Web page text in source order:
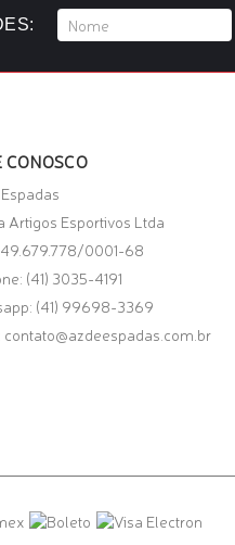
CONOSCO
Artigos Esportivos Ltda
49.679.778/0001-68
(41) 3035-4191
(41) 99698-3369
contato@azdeespadas.com.br